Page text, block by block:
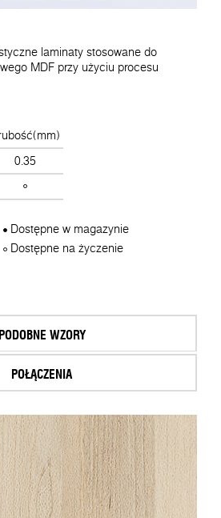
laminaty stosowane do
MDF przy użyciu procesu
0.35
Dostępne w magazynie
Dostępne na życzenie
PODOBNE WZORY
POŁĄCZENIA